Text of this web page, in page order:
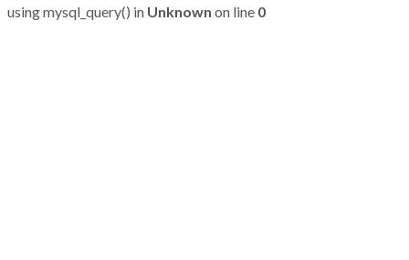
using mysql_query() in Unknown on line 0